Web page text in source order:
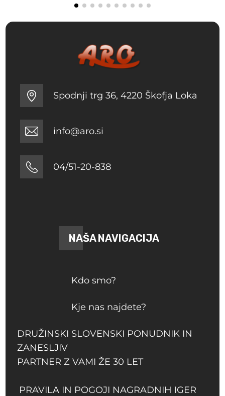
Spodnji trg 36, 4220 Škofja Loka
info@aro.si
04/51-20-838
NAŠA NAVIGACIJA
Kdo smo?
Kje nas najdete?
DRUŽINSKI SLOVENSKI PONUDNIK IN
ZANESLJIV
PARTNER Z VAMI ŽE 30 LET
PRAVILA IN POGOJI NAGRADNIH IGER